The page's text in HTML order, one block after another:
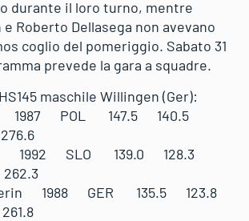
durante il loro turno, mentre
Roberto Dellasega non avevano
coglio del pomeriggio. Sabato 31
prevede la gara a squadre.
maschile Willingen (Ger):
1987 POL 147.5 140.5
1992 SLO 139.0 128.3
1988 GER 135.5 123.8